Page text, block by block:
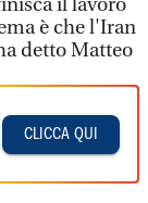
il lavoro
è che l'Iran
detto Matteo
CLICCA QUI